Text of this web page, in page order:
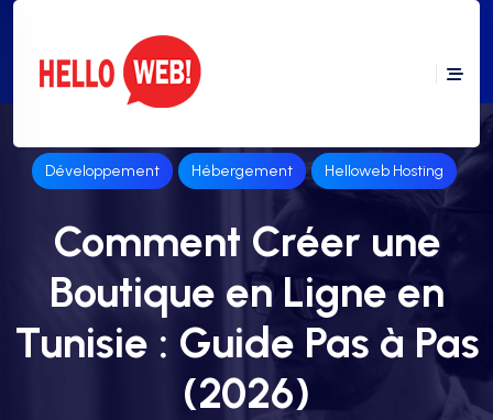
Développement Hébergement Helloweb Hosting
Comment Créer une
Boutique en Ligne en
Tunisie : Guide Pas à Pas
(2026)